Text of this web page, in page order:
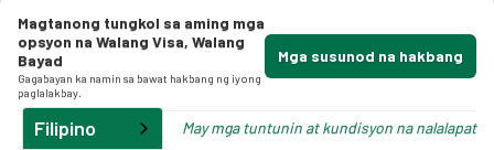
President ng Australian Institute of
Administrative Law at isa sa mga
nangungunang abogado sa administratibo,
imigrasyon at karapatang pantao sa
Magtanong tungkol sa aming mga
opsyon na Walang Visa, Walang
Bayad
Gagabayan ka namin sa bawat hakbang ng iyong
paglalakbay.
Mga susunod na hakbang
May mga tuntunin at kundisyon na nalalapat
Filipino